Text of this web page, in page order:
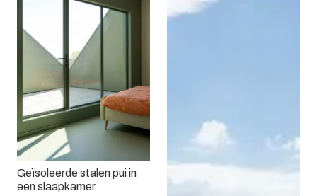
Geïsoleerde stalen pui in
een slaapkamer